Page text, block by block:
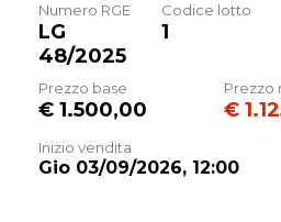
Rito
Numero
procedura
SOGGETTI
Numero RGE
LG
48/2025
Codice lotto
1
Prezzo base
€ 1.500,00
Prezzo
€
Inizio vendita
Gio 03/09/2026, 12:00